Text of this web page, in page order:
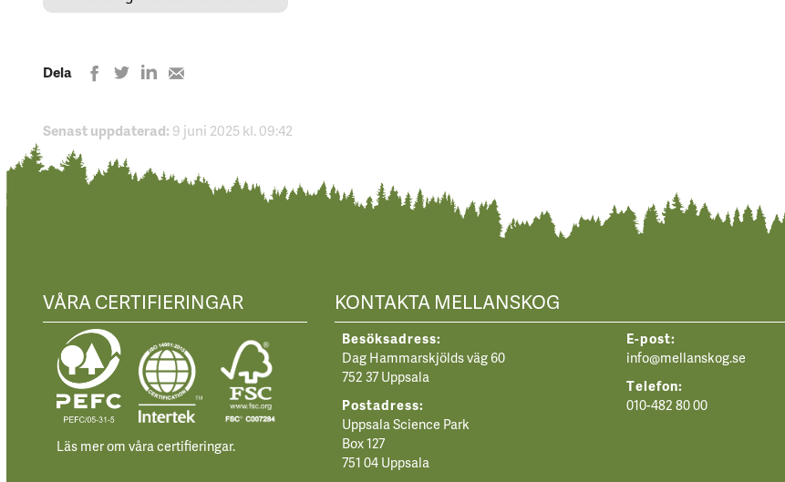
Dela
Dela DelaDelaShare
mail
Senast uppdaterad: 9 juni 2025 kl. 09:42
VÅRA CERTIFIERINGAR KONTAKTA MELLANSKOG
Läs mer om våra certifieringar.
Besöksadress:
Dag Hammarskjölds väg 60
752 37 Uppsala
Postadress:
Uppsala Science Park
Box 127
751 04 Uppsala
E-post:
info@mellanskog.se
Telefon:
010-482 80 00